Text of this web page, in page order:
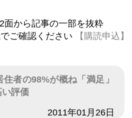
面から記事の一部を抜粋
ご確認ください
【購読申込】
者の98%が概ね「満足」
い評価
2011年01月26日